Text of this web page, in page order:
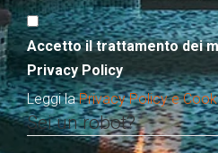
Accetto il trattamento dei
Privacy Policy
Leggi laPrivacy Policy e
Sei un robot?